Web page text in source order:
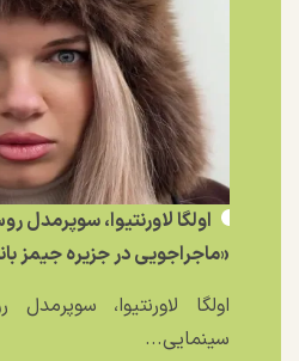
اولگا لاورنتیوا، سوپرمدل
«ماجراجویی در جزیره جیمز
اولگا لاورنتیوا،
سینمایی...